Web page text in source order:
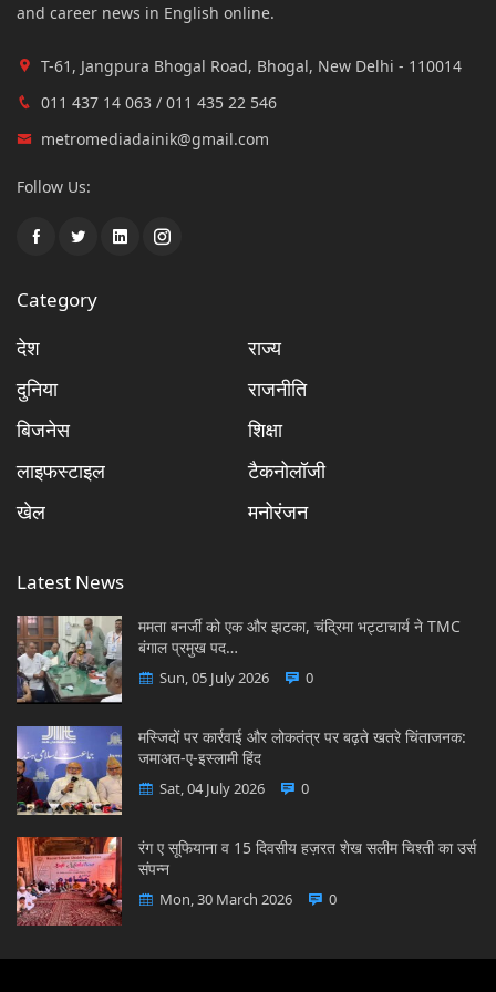
and career news in English online.
T-61, Jangpura Bhogal Road, Bhogal, New Delhi - 110014
011 437 14 063 / 011 435 22 546
metromediadainik@gmail.com
Follow Us:
Category
देश
राज्य
दुनिया
राजनीति
बिजनेस
शिक्षा
लाइफस्टाइल
टैकनोलॉजी
खेल
मनोरंजन
Latest News
ममता बनर्जी को एक और झटका, चंद्रिमा भट्टाचार्य ने TMC
बंगाल प्रमुख पद…
Sun, 05 July 2026 0
मस्जिदों पर कार्रवाई और लोकतंत्र पर बढ़ते खतरे चिंताजनक:
जमाअत-ए-इस्लामी हिंद
Sat, 04 July 2026 0
रंग ए सूफियाना व 15 दिवसीय हज़रत शेख सलीम चिश्ती का उर्स
संपन्न
Mon, 30 March 2026 0